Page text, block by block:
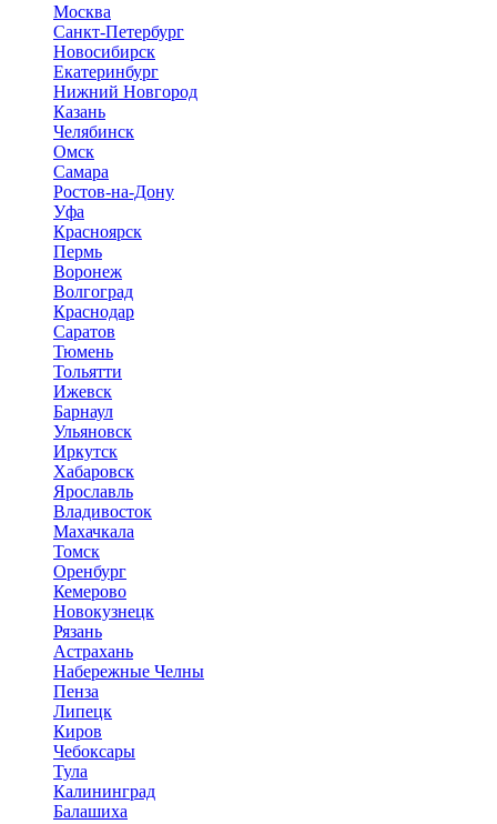
Москва
Санкт-Петербург
Новосибирск
Екатеринбург
Нижний Новгород
Казань
Челябинск
Омск
Самара
Ростов-на-Дону
Уфа
Красноярск
Пермь
Воронеж
Волгоград
Краснодар
Саратов
Тюмень
Тольятти
Ижевск
Барнаул
Ульяновск
Иркутск
Хабаровск
Ярославль
Владивосток
Махачкала
Томск
Оренбург
Кемерово
Новокузнецк
Рязань
Астрахань
Набережные Челны
Пенза
Липецк
Киров
Чебоксары
Тула
Калининград
Балашиха